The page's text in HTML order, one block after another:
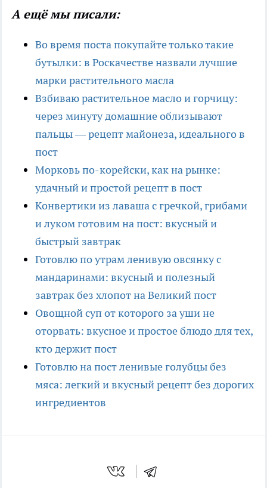
А ещё мы писали:
Во время поста покупайте только такие
бутылки: в Роскачестве назвали лучшие
марки растительного масла
Взбиваю растительное масло и горчицу:
через минуту домашние облизывают
пальцы — рецепт майонеза, идеального в
пост
Морковь по-корейски, как на рынке:
удачный и простой рецепт в пост
Конвертики из лаваша с гречкой, грибами
и луком готовим на пост: вкусный и
быстрый завтрак
Готовлю по утрам ленивую овсянку с
мандаринами: вкусный и полезный
завтрак без хлопот на Великий пост
Овощной суп от которого за уши не
оторвать: вкусное и простое блюдо для тех,
кто держит пост
Готовлю на пост ленивые голубцы без
мяса: легкий и вкусный рецепт без дорогих
ингредиентов